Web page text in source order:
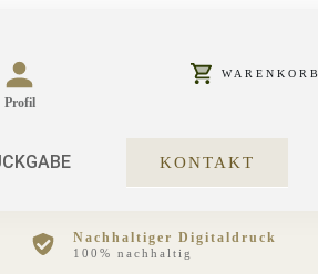
Profil
WARENKORB
KONTAKT
Nachhaltiger Digitaldruck
100% nachhaltig